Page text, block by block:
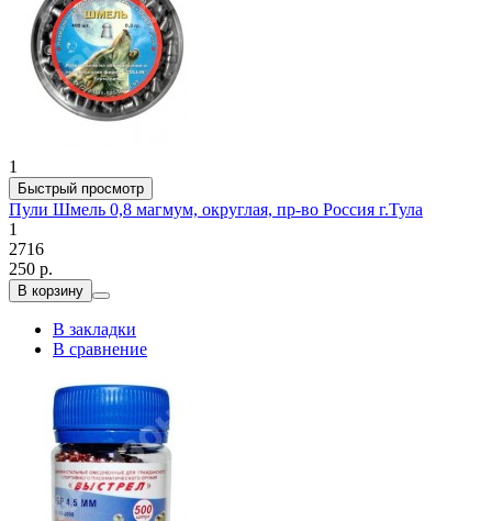
1
Быстрый просмотр
Пули Шмель 0,8 магмум, округлая, пр-во Россия г.Тула
1
2716
250 р.
В корзину
В закладки
В сравнение